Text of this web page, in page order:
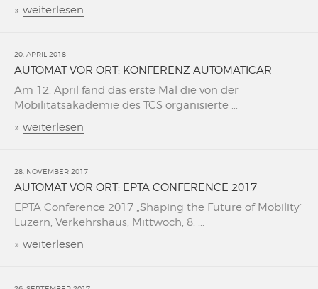
» weiterlesen
20. APRIL 2018
AUTOMAT VOR ORT: KONFERENZ AUTOMATICAR
Am 12. April fand das erste Mal die von der
Mobilitätsakademie des TCS organisierte ...
» weiterlesen
28. NOVEMBER 2017
AUTOMAT VOR ORT: EPTA CONFERENCE 2017
EPTA Conference 2017 „Shaping the Future of Mobility“
Luzern, Verkehrshaus, Mittwoch, 8. ...
» weiterlesen